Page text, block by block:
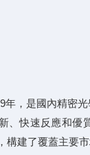
，是國內精密
、快速反應和
建了覆蓋主要市